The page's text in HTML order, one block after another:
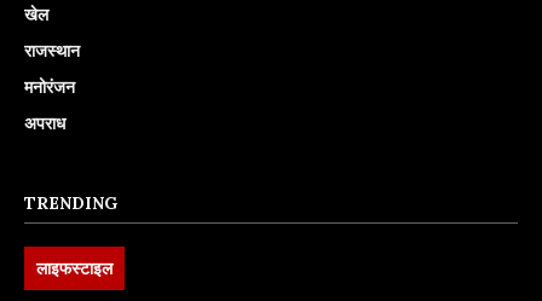
खेल
राजस्थान
मनोरंजन
अपराध
TRENDING
लाइफस्टाइल